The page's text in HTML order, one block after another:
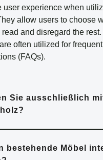
user experience when
allow users to choose
and disregard the rest.
often utilized for
(FAQs).
Sie ausschließlich
bestehende Möbel